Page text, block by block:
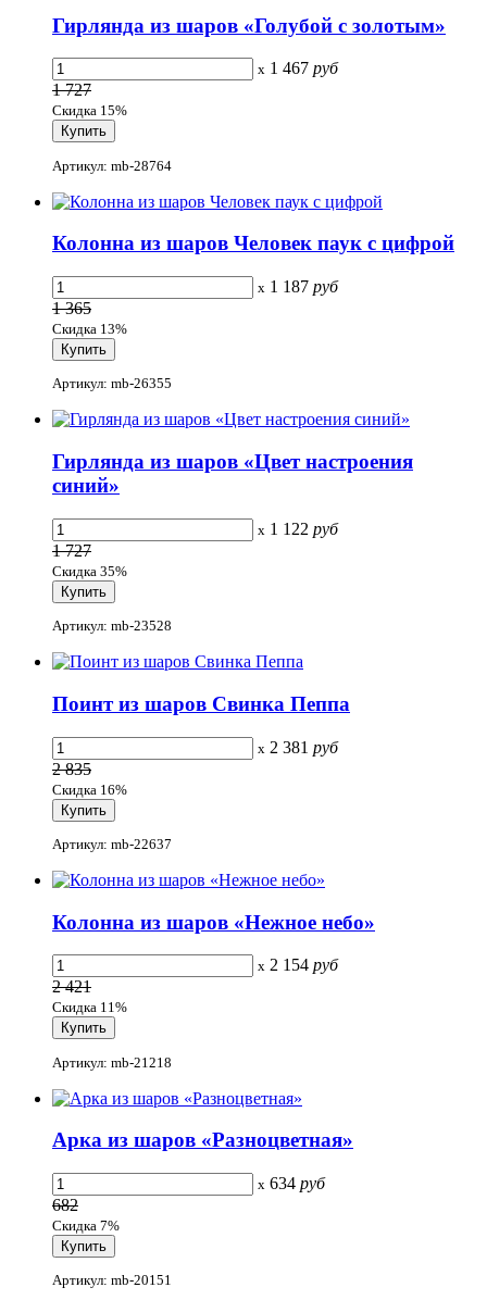
Гирлянда из шаров «Голубой с золотым»
x 1 467 руб
1 727
Скидка 15%
Артикул: mb-28764
Колонна из шаров Человек паук с цифрой
x 1 187 руб
1 365
Скидка 13%
Артикул: mb-26355
Гирлянда из шаров «Цвет настроения
синий»
x 1 122 руб
1 727
Скидка 35%
Артикул: mb-23528
Поинт из шаров Свинка Пеппа
x 2 381 руб
2 835
Скидка 16%
Артикул: mb-22637
Колонна из шаров «Нежное небо»
x 2 154 руб
2 421
Скидка 11%
Артикул: mb-21218
Арка из шаров «Разноцветная»
x 634 руб
682
Скидка 7%
Артикул: mb-20151